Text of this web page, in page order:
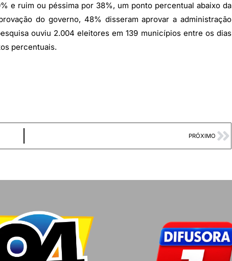
e ruim ou péssima por 38%, um ponto percentual abaixo da
do governo, 48% disseram aprovar a administração
ouviu 2.004 eleitores em 139 municípios entre os dias
percentuais.
PRÓXIMO